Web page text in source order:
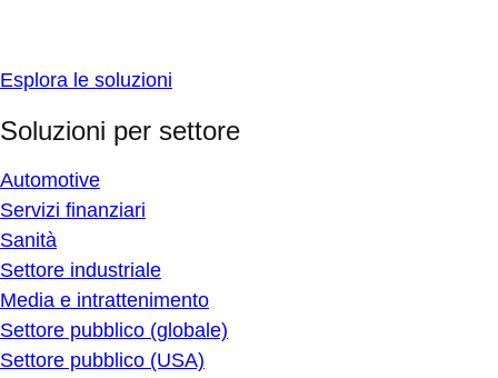
Esplora le soluzioni
Soluzioni per settore
Automotive
Servizi finanziari
Sanità
Settore industriale
Media e intrattenimento
Settore pubblico (globale)
Settore pubblico (USA)